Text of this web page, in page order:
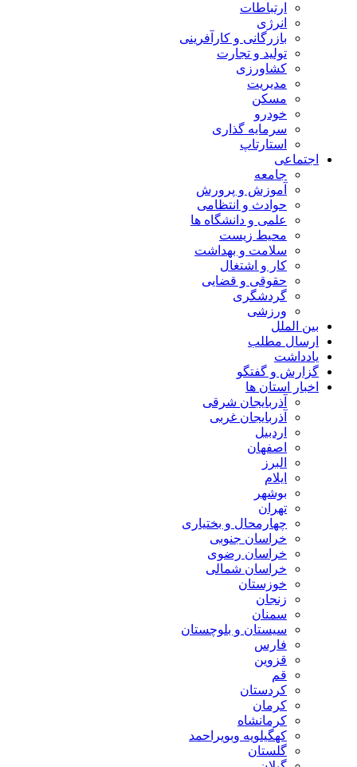
ارتباطات
انرژی
بازرگانی و کارآفرینی
تولید و تجارت
کشاورزی
مدیریت
مسکن
خودرو
سرمایه گذاری
استارتاپ
اجتماعی
جامعه
آموزش و پرورش
حوادث و انتظامی
علمی و دانشگاه ها
محیط زیست
سلامت و بهداشت
کار و اشتغال
حقوقی و قضایی
گردشگری
ورزشی
بین الملل
ارسال مطلب
یادداشت
گزارش و گفتگو
اخبار استان ها
آذربایجان شرقی
آذربایجان غربی
اردبیل
اصفهان
البرز
ایلام
بوشهر
تهران
چهارمحال و بختیاری
خراسان جنوبی
خراسان رضوی
خراسان شمالی
خوزستان
زنجان
سمنان
سیستان و بلوچستان
فارس
قزوین
قم
کردستان
کرمان
کرمانشاه
کهگیلویه وبویراحمد
گلستان